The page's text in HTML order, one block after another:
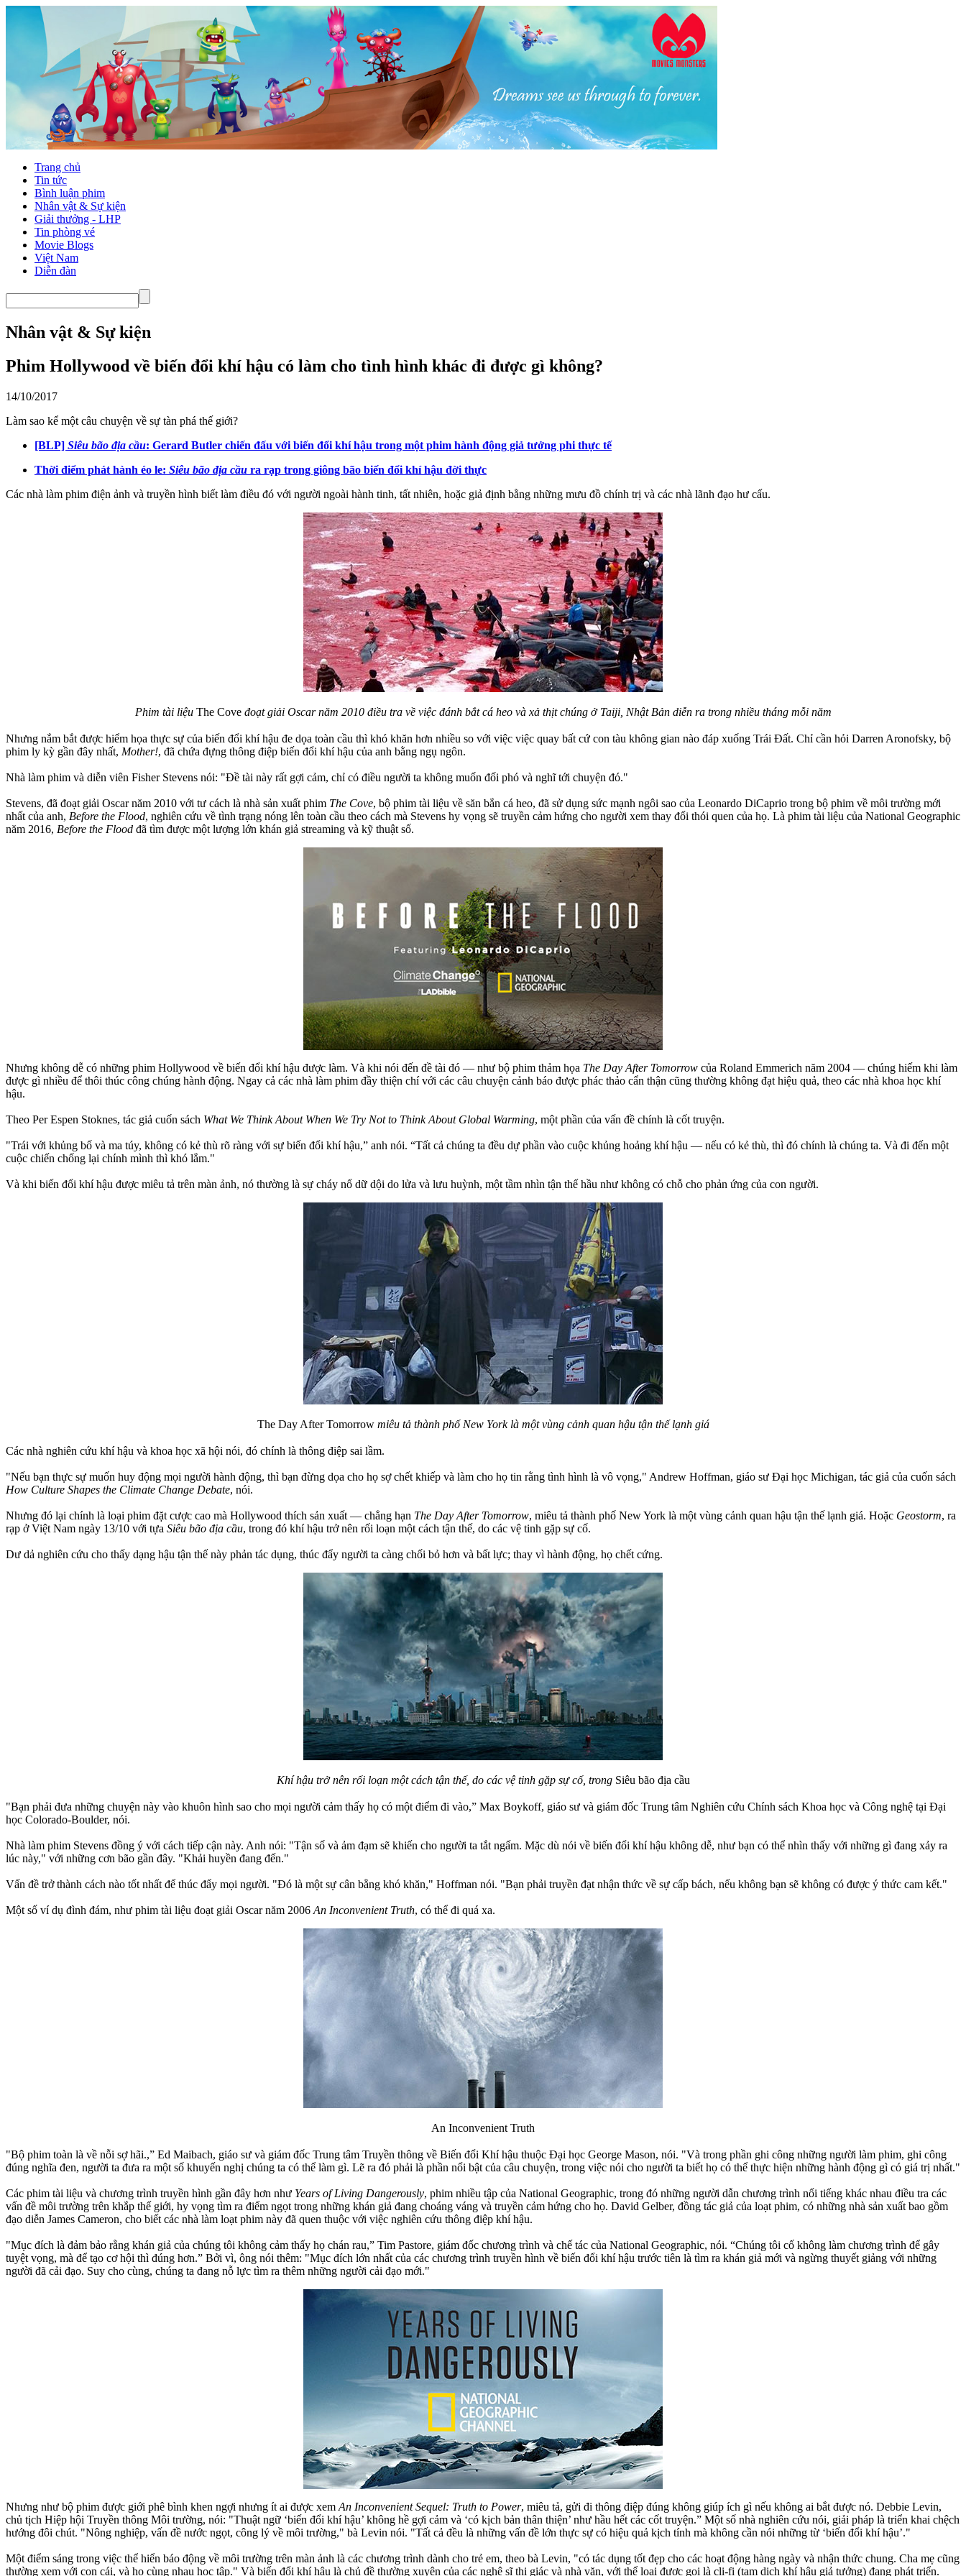
Trang chủ
Tin tức
Bình luận phim
Nhân vật & Sự kiện
Giải thưởng - LHP
Tin phòng vé
Movie Blogs
Việt Nam
Diễn đàn
Nhân vật & Sự kiện
Phim Hollywood về biến đổi khí hậu có làm cho tình hình khác đi được gì không?
14/10/2017
Làm sao kể một câu chuyện về sự tàn phá thế giới?
[BLP] Siêu bão địa cầu: Gerard Butler chiến đấu với biến đổi khí hậu trong một phim hành động giả tưởng phi thực tế
Thời điểm phát hành éo le: Siêu bão địa cầu ra rạp trong giông bão biến đổi khí hậu đời thực
Các nhà làm phim điện ảnh và truyền hình biết làm điều đó với người ngoài hành tinh, tất nhiên, hoặc giả định bằng những mưu đồ chính trị và các nhà lãnh đạo hư cấu.
Phim tài liệuThe Cove đoạt giải Oscar năm 2010 điều tra về việc đánh bắt cá heo và xả thịt chúng ở Taiji, Nhật Bản diễn ra trong nhiều tháng mỗi năm
Nhưng nắm bắt được hiểm họa thực sự của biến đổi khí hậu đe dọa toàn cầu thì khó khăn hơn nhiều so với việc việc quay bất cứ con tàu không gian nào đáp xuống Trái Đất. Chỉ cần hỏi Darren Aronofsky, bộ
phim ly kỳ gần đây nhất, Mother!, đã chứa đựng thông điệp biến đổi khí hậu của anh bằng ngụ ngôn.
Nhà làm phim và diễn viên Fisher Stevens nói: "Đề tài này rất gợi cảm, chỉ có điều người ta không muốn đối phó và nghĩ tới chuyện đó."
Stevens, đã đoạt giải Oscar năm 2010 với tư cách là nhà sản xuất phim The Cove, bộ phim tài liệu về săn bắn cá heo, đã sử dụng sức mạnh ngôi sao của Leonardo DiCaprio trong bộ phim về môi trường mới
nhất của anh, Before the Flood, nghiên cứu về tình trạng nóng lên toàn cầu theo cách mà Stevens hy vọng sẽ truyền cảm hứng cho người xem thay đổi thói quen của họ. Là phim tài liệu của National Geographic
năm 2016, Before the Flood đã tìm được một lượng lớn khán giả streaming và kỹ thuật số.
Nhưng không dễ có những phim Hollywood về biến đổi khí hậu được làm. Và khi nói đến đề tài đó — như bộ phim thảm họa The Day After Tomorrow của Roland Emmerich năm 2004 — chúng hiếm khi làm
được gì nhiều để thôi thúc công chúng hành động. Ngay cả các nhà làm phim đầy thiện chí với các câu chuyện cảnh báo được phác thảo cẩn thận cũng thường không đạt hiệu quả, theo các nhà khoa học khí
hậu.
Theo Per Espen Stoknes, tác giả cuốn sách What We Think About When We Try Not to Think About Global Warming, một phần của vấn đề chính là cốt truyện.
"Trái với khủng bố và ma túy, không có kẻ thù rõ ràng với sự biến đổi khí hậu,” anh nói. “Tất cả chúng ta đều dự phần vào cuộc khủng hoảng khí hậu — nếu có kẻ thù, thì đó chính là chúng ta. Và đi đến một
cuộc chiến chống lại chính mình thì khó lắm."
Và khi biến đổi khí hậu được miêu tả trên màn ảnh, nó thường là sự cháy nổ dữ dội do lửa và lưu huỳnh, một tầm nhìn tận thế hầu như không có chỗ cho phản ứng của con người.
The Day After Tomorrowmiêu tả thành phố New York là một vùng cảnh quan hậu tận thế lạnh giá
Các nhà nghiên cứu khí hậu và khoa học xã hội nói, đó chính là thông điệp sai lầm.
"Nếu bạn thực sự muốn huy động mọi người hành động, thì bạn đừng dọa cho họ sợ chết khiếp và làm cho họ tin rằng tình hình là vô vọng," Andrew Hoffman, giáo sư Đại học Michigan, tác giả của cuốn sách
How Culture Shapes the Climate Change Debate, nói.
Nhưng đó lại chính là loại phim đặt cược cao mà Hollywood thích sản xuất — chẳng hạn The Day After Tomorrow, miêu tả thành phố New York là một vùng cảnh quan hậu tận thế lạnh giá. Hoặc Geostorm, ra
rạp ở Việt Nam ngày 13/10 với tựa Siêu bão địa cầu, trong đó khí hậu trở nên rối loạn một cách tận thế, do các vệ tinh gặp sự cố.
Dư dả nghiên cứu cho thấy dạng hậu tận thế này phản tác dụng, thúc đẩy người ta càng chối bỏ hơn và bất lực; thay vì hành động, họ chết cứng.
Khí hậu trở nên rối loạn một cách tận thế, do các vệ tinh gặp sự cố, trongSiêu bão địa cầu
"Bạn phải đưa những chuyện này vào khuôn hình sao cho mọi người cảm thấy họ có một điểm đi vào,” Max Boykoff, giáo sư và giám đốc Trung tâm Nghiên cứu Chính sách Khoa học và Công nghệ tại Đại
học Colorado-Boulder, nói.
Nhà làm phim Stevens đồng ý với cách tiếp cận này. Anh nói: "Tận số và ảm đạm sẽ khiến cho người ta tắt ngấm. Mặc dù nói về biến đổi khí hậu không dễ, như bạn có thể nhìn thấy với những gì đang xảy ra
lúc này," với những cơn bão gần đây. "Khải huyền đang đến."
Vấn đề trở thành cách nào tốt nhất để thúc đẩy mọi người. "Đó là một sự cân bằng khó khăn," Hoffman nói. "Bạn phải truyền đạt nhận thức về sự cấp bách, nếu không bạn sẽ không có được ý thức cam kết."
Một số ví dụ đình đám, như phim tài liệu đoạt giải Oscar năm 2006 An Inconvenient Truth, có thể đi quá xa.
An Inconvenient Truth
"Bộ phim toàn là về nỗi sợ hãi.,” Ed Maibach, giáo sư và giám đốc Trung tâm Truyền thông về Biến đổi Khí hậu thuộc Đại học George Mason, nói. "Và trong phần ghi công những người làm phim, ghi công
đúng nghĩa đen, người ta đưa ra một số khuyến nghị chúng ta có thể làm gì. Lẽ ra đó phải là phần nổi bật của câu chuyện, trong việc nói cho người ta biết họ có thể thực hiện những hành động gì có giá trị nhất."
Các phim tài liệu và chương trình truyền hình gần đây hơn như Years of Living Dangerously, phim nhiều tập của National Geographic, trong đó những người dẫn chương trình nổi tiếng khác nhau điều tra các
vấn đề môi trường trên khắp thế giới, hy vọng tìm ra điểm ngọt trong những khán giả đang choáng váng và truyền cảm hứng cho họ. David Gelber, đồng tác giả của loạt phim, có những nhà sản xuất bao gồm
đạo diễn James Cameron, cho biết các nhà làm loạt phim này đã quen thuộc với việc nghiên cứu thông điệp khí hậu.
"Mục đích là đảm bảo rằng khán giả của chúng tôi không cảm thấy họ chán rau,” Tim Pastore, giám đốc chương trình và chế tác của National Geographic, nói. “Chúng tôi cố không làm chương trình để gây
tuyệt vọng, mà để tạo cơ hội thì đúng hơn.” Bởi vì, ông nói thêm: "Mục đích lớn nhất của các chương trình truyền hình về biến đổi khí hậu trước tiên là tìm ra khán giả mới và ngừng thuyết giảng với những
người đã cải đạo. Suy cho cùng, chúng ta đang nỗ lực tìm ra thêm những người cải đạo mới."
Nhưng như bộ phim được giới phê bình khen ngợi nhưng ít ai được xem An Inconvenient Sequel: Truth to Power, miêu tả, gửi đi thông điệp đúng không giúp ích gì nếu không ai bắt được nó. Debbie Levin,
chủ tịch Hiệp hội Truyền thông Môi trường, nói: "Thuật ngữ ‘biến đổi khí hậu’ không hề gợi cảm và ‘có kịch bản thân thiện’ như hầu hết các cốt truyện.” Một số nhà nghiên cứu nói, giải pháp là triển khai chệch
hướng đôi chút. "Nông nghiệp, vấn đề nước ngọt, công lý về môi trường," bà Levin nói. "Tất cả đều là những vấn đề lớn thực sự có hiệu quả kịch tính mà không cần nói những từ ‘biến đổi khí hậu’."
Một điểm sáng trong việc thể hiển báo động về môi trường trên màn ảnh là các chương trình dành cho trẻ em, theo bà Levin, "có tác dụng tốt đẹp cho các hoạt động hàng ngày và nhận thức chung. Cha mẹ cũng
thường xem với con cái, và họ cùng nhau học tập." Và biến đổi khí hậu là chủ đề thường xuyên của các nghệ sĩ thị giác và nhà văn, với thể loại được gọi là cli-fi (tạm dịch khí hậu giả tưởng) đang phát triển.